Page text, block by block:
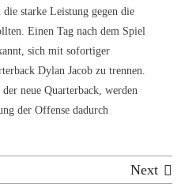
starke Leistung gegen die
Einen Tag nach dem Spiel
sich mit sofortiger
Dylan Jacob zu trennen.
neue Quarterback, werden
der Offense dadurch
Next